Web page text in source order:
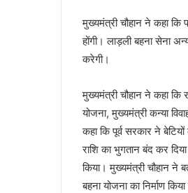
मुख्यमंत्री चौहान ने कहा कि
होंगी। लाड़ली बहना सेना
करेगी।
मुख्यमंत्री चौहान ने कहा
योजना, मुख्यमंत्री कन्या
कहा कि पूर्व सरकार ने
राशि का भुगतान बंद कर
किया। मुख्यमंत्री चौहान ने
बहना योजना का निर्माण